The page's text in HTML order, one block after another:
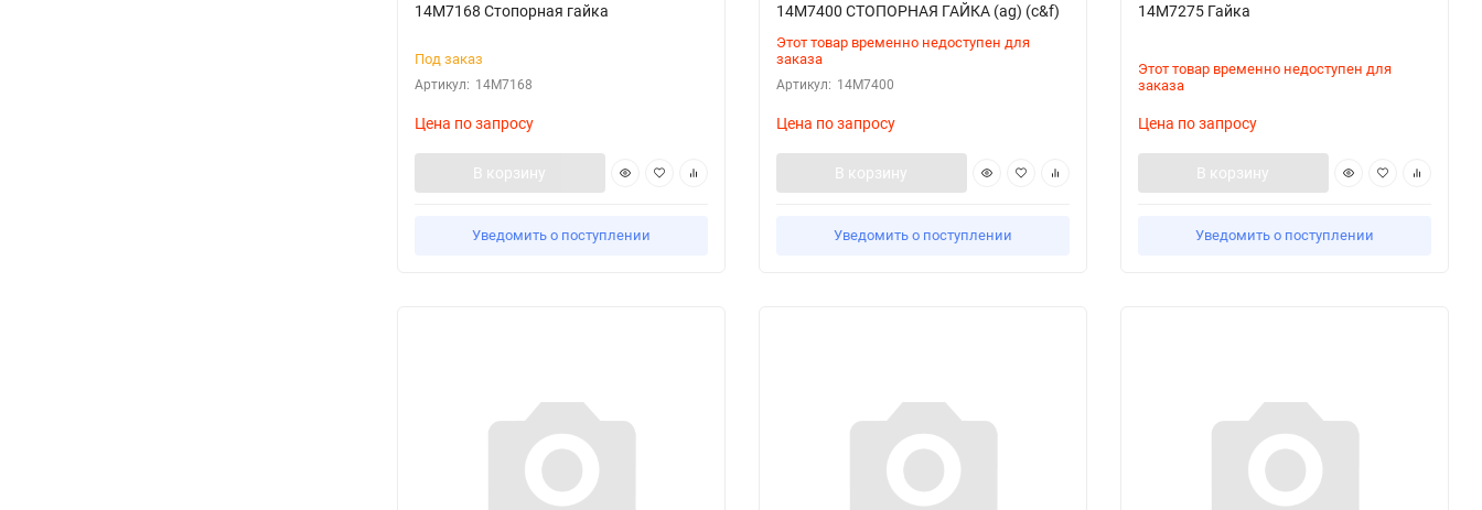
14M7168 Стопорная гайка
Под заказ
Артикул: 14M7168
Цена по запросу
В корзину
Уведомить о поступлении
14M7400 СТОПОРНАЯ ГАЙКА (ag) (c&f)
Этот товар временно недоступен для
заказа
Артикул: 14M7400
Цена по запросу
В корзину
Уведомить о поступлении
14М7275 Гайка
Этот товар временно недоступен для
заказа
Цена по запросу
В корзину
Уведомить о поступлении